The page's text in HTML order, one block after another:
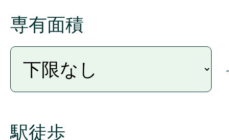
専有面積
駅徒歩